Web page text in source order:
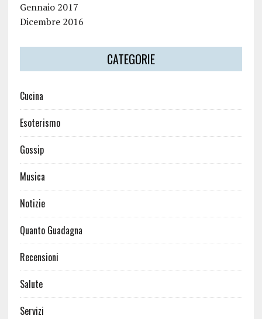
Gennaio 2017
Dicembre 2016
CATEGORIE
Cucina
Esoterismo
Gossip
Musica
Notizie
Quanto Guadagna
Recensioni
Salute
Servizi